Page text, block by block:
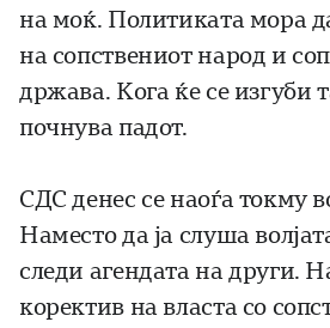
на моќ. Политиката мора
на сопствениот народ и
држава. Кога ќе се изгуби
почнува падот.
СДС денес се наоѓа токму
Наместо да ја слуша
следи агендата на други.
коректив на власта со